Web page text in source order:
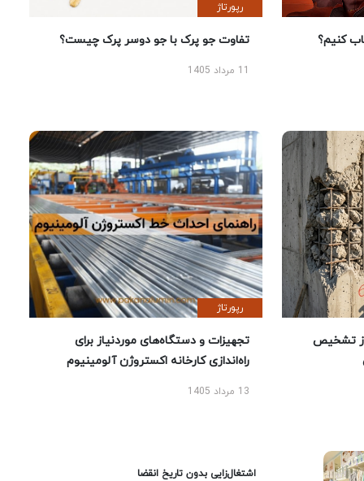
کنیم؟
رپورتاژ
تفاوت جو پرک با جو دوسر پرک چیست؟
تشخیص
رپورتاژ
تجهیزات و دستگاه‌های موردنیاز برای
راه‌اندازی کارخانه اکستروژن آلومینیوم
13 مرداد 1405
اشتغال‌زایی بدون تاریخ انقضا